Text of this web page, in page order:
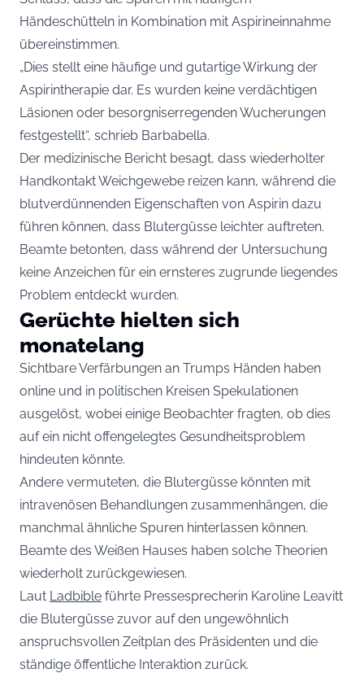
Händeschütteln in Kombination mit Aspirineinnahme
übereinstimmen.
„Dies stellt eine häufige und gutartige Wirkung der
Aspirintherapie dar. Es wurden keine verdächtigen
Läsionen oder besorgniserregenden Wucherungen
festgestellt“, schrieb Barbabella.
Der medizinische Bericht besagt, dass wiederholter
Handkontakt Weichgewebe reizen kann, während die
blutverdünnenden Eigenschaften von Aspirin dazu
führen können, dass Blutergüsse leichter auftreten.
Beamte betonten, dass während der Untersuchung
keine Anzeichen für ein ernsteres zugrunde liegendes
Problem entdeckt wurden.
Gerüchte hielten sich
monatelang
Sichtbare Verfärbungen an Trumps Händen haben
online und in politischen Kreisen Spekulationen
ausgelöst, wobei einige Beobachter fragten, ob dies
auf ein nicht offengelegtes Gesundheitsproblem
hindeuten könnte.
Andere vermuteten, die Blutergüsse könnten mit
intravenösen Behandlungen zusammenhängen, die
manchmal ähnliche Spuren hinterlassen können.
Beamte des Weißen Hauses haben solche Theorien
wiederholt zurückgewiesen.
Laut Ladbible führte Pressesprecherin Karoline Leavitt
die Blutergüsse zuvor auf den ungewöhnlich
anspruchsvollen Zeitplan des Präsidenten und die
ständige öffentliche Interaktion zurück.